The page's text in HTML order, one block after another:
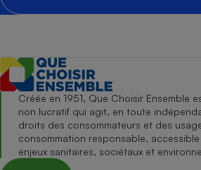
Créée en 1951, Que Choisir Ensemble
non lucratif qui agit, en toute
droits des consommateurs et des
consommation responsable,
enjeux sanitaires, sociétaux et